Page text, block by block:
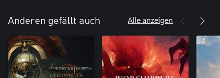
Anderen gefällt auch Alle anzeigen